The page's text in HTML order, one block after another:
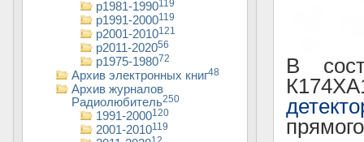
В
р1981-1990119
р1991-2000119
р2001-2010121
р2011-202056
р1975-198072
Архив электронных книг48
Архив журналов
Радиолюбитель250
1991-2000120
2001-2010119